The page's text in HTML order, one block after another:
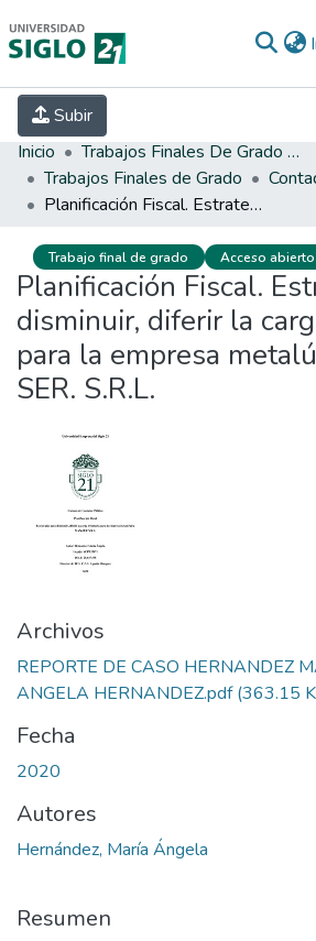
Subir
INICIO EBOOK21
INVESTIGACIÓN
Inicio
Trabajos Finales De Grado Y Posgrado
Trabajos Finales de Grado
Planificación Fiscal. Estrategias para disminuir, diferir la carga tributaria para la empresa metalúrgica MAN-SER. S.R.L.
Trabajo final de grado Acceso abierto
Planificación Fiscal.
disminuir, diferir la
para la empresa
SER. S.R.L.
Archivos
REPORTE DE CASO HERNANDEZ
ANGELA HERNANDEZ.pdf(363.15
Fecha
2020
Autores
Hernández, María Ángela
Resumen